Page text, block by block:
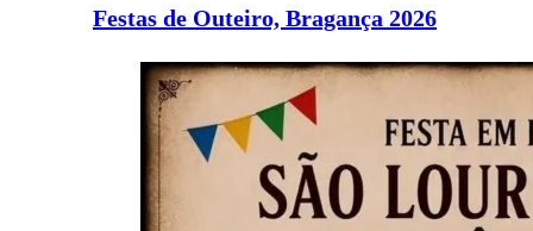
Festas de Outeiro, Bragança 2026